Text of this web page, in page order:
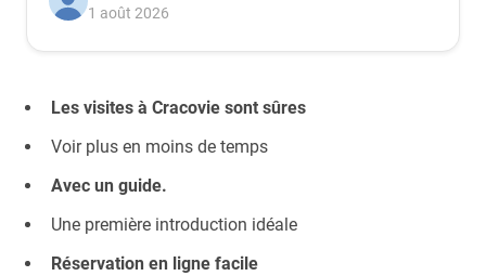
1 août 2026
Les visites à Cracovie sont sûres
Voir plus en moins de temps
Avec un guide.
Une première introduction idéale
Réservation en ligne facile